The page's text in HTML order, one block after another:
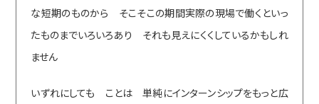
な短期のものから そこそこの期間実際の現場で働くといっ
たものまでいろいろあり それも見えにくくしているかもしれ
ません
いずれにしても ことは 単純にインターンシップをもっと広